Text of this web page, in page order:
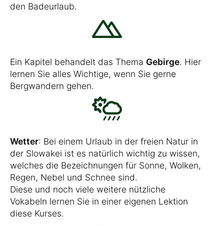
den Badeurlaub.
Ein Kapitel behandelt das Thema Gebirge. Hier
lernen Sie alles Wichtige, wenn Sie gerne
Bergwandern gehen.
Wetter: Bei einem Urlaub in der freien Natur in
der Slowakei ist es natürlich wichtig zu wissen,
welches die Bezeichnungen für Sonne, Wolken,
Regen, Nebel und Schnee sind.
Diese und noch viele weitere nützliche
Vokabeln lernen Sie in einer eigenen Lektion
diese Kurses.